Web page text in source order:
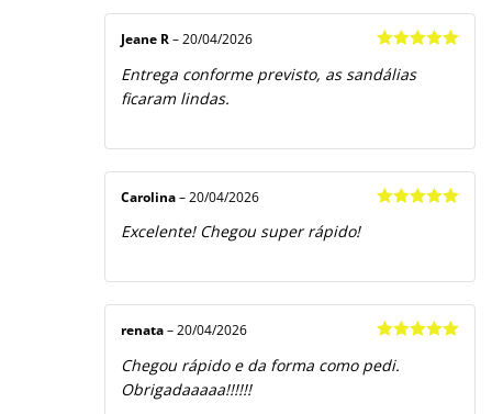
de 5
Jeane R – 20/04/2026
Entrega conforme previsto, as sandálias
ficaram lindas.
Carolina – 20/04/2026
Excelente! Chegou super rápido!
de 5
renata – 20/04/2026
Chegou rápido e da forma como pedi.
Obrigadaaaaa!!!!!!